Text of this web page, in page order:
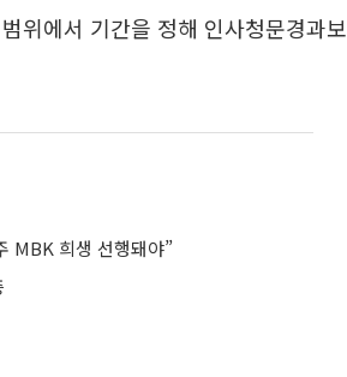
위에서 기간을 정해 인사청문경과보
MBK 희생 선행돼야”